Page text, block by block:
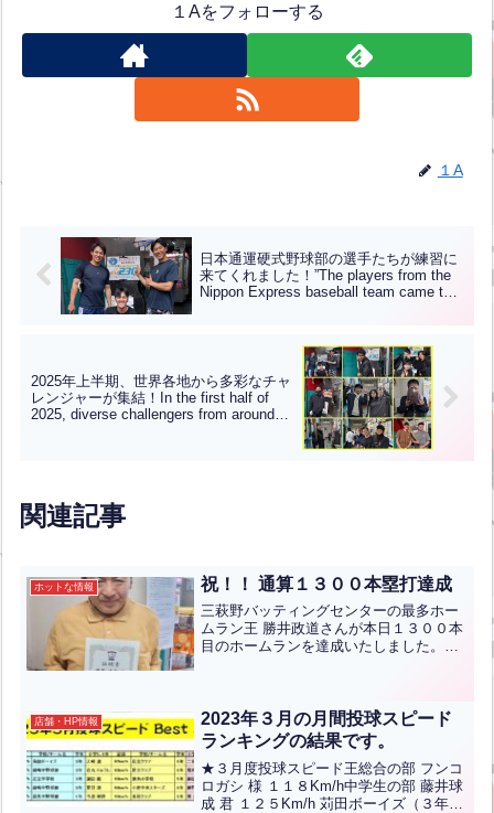
１Aをフォローする
１A
日本通運硬式野球部の選手たちが練習に
来てくれました！”The players from the
Nippon Express baseball team came to
2025年上半期、世界各地から多彩なチャ
レンジャーが集結！In the first half of
2025, diverse challengers from around
関連記事
ホットな情報 祝！！ 通算１３００本塁打達成
三萩野バッティングセンターの最多ホー
ムラン王 勝井政道さんが本日１３００本
目のホームランを達成いたしました。こ
店舗・HP情報
2023年３月の月間投球スピード
ランキングの結果です。
★３月度投球スピード王総合の部 フンコ
ロガシ 様 １１８Km/h中学生の部 藤井球
成 君 １２５Km/h 苅田ボーイズ（３年）